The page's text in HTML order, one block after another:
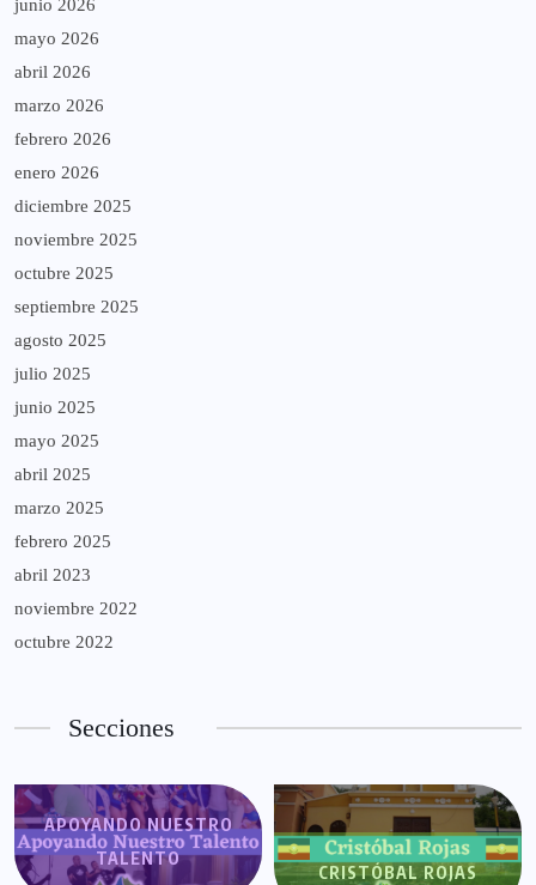
junio 2026
mayo 2026
abril 2026
marzo 2026
febrero 2026
enero 2026
diciembre 2025
noviembre 2025
octubre 2025
septiembre 2025
agosto 2025
julio 2025
junio 2025
mayo 2025
abril 2025
marzo 2025
febrero 2025
abril 2023
noviembre 2022
octubre 2022
Secciones
APOYANDO NUESTRO
TALENTO
CRISTÓBAL ROJAS